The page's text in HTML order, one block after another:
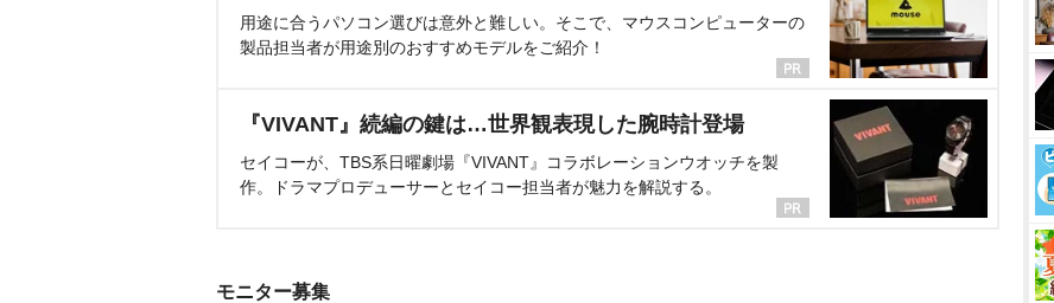
用途に合うパソコン選びは意外と難しい。そこで、マウスコンピューターの
製品担当者が用途別のおすすめモデルをご紹介！
『VIVANT』続編の鍵は…世界観表現した腕時計登場
セイコーが、TBS系日曜劇場『VIVANT』コラボレーションウオッチを製
作。ドラマプロデューサーとセイコー担当者が魅力を解説する。
モニター募集